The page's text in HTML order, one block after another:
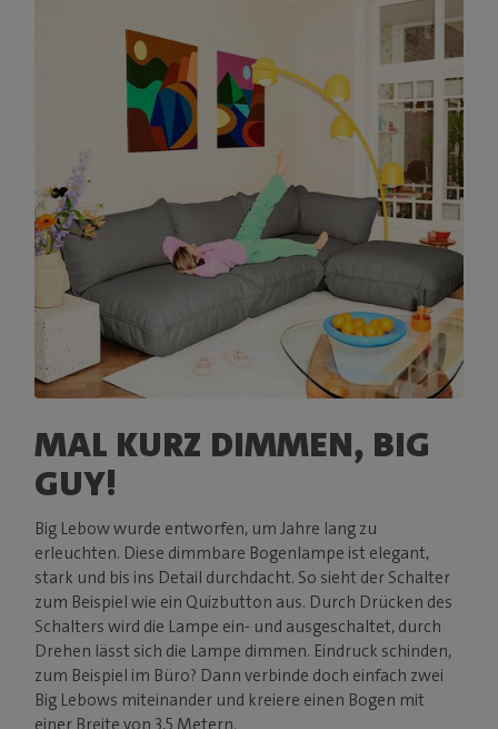
MAL KURZ DIMMEN, BIG
GUY!
Big Lebow wurde entworfen, um Jahre lang zu
erleuchten. Diese dimmbare Bogenlampe ist elegant,
stark und bis ins Detail durchdacht. So sieht der Schalter
zum Beispiel wie ein Quizbutton aus. Durch Drücken des
Schalters wird die Lampe ein- und ausgeschaltet, durch
Drehen lässt sich die Lampe dimmen. Eindruck schinden,
zum Beispiel im Büro? Dann verbinde doch einfach zwei
Big Lebows miteinander und kreiere einen Bogen mit